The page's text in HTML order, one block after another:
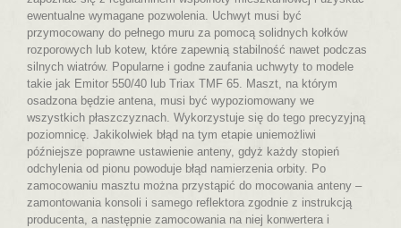
ewentualne wymagane pozwolenia. Uchwyt musi być
przymocowany do pełnego muru za pomocą solidnych kołków
rozporowych lub kotew, które zapewnią stabilność nawet podczas
silnych wiatrów. Popularne i godne zaufania uchwyty to modele
takie jak Emitor 550/40 lub Triax TMF 65. Maszt, na którym
osadzona będzie antena, musi być wypoziomowany we
wszystkich płaszczyznach. Wykorzystuje się do tego precyzyjną
poziomnicę. Jakikolwiek błąd na tym etapie uniemożliwi
późniejsze poprawne ustawienie anteny, gdyż każdy stopień
odchylenia od pionu powoduje błąd namierzenia orbity. Po
zamocowaniu masztu można przystąpić do mocowania anteny –
zamontowania konsoli i samego reflektora zgodnie z instrukcją
producenta, a następnie zamocowania na niej konwertera i